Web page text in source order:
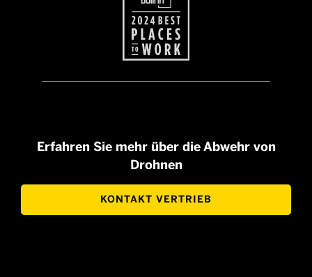
Erfahren Sie mehr über die Abwehr von
Drohnen
KONTAKT VERTRIEB